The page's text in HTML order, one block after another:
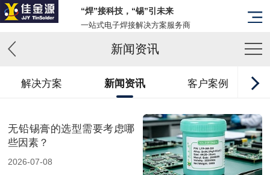
“焊”接科技，“锡”引未来
一站式电子焊接解决方案服务商
新闻资讯
解决方案 新闻资讯 客户案例
无铅锡膏的选型需要考虑哪
些因素？
2026-07-08